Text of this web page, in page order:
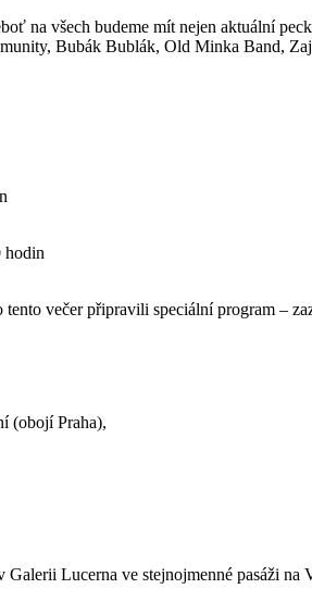
na všech budeme mít nejen aktuální
Bubák Bublák, Old Minka Band,
hodin
večer připravili speciální program –
(obojí Praha),
Lucerna ve stejnojmenné pasáži